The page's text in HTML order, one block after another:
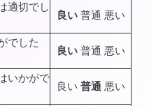
適切でし
良い普通 悪い
でした
良い普通 悪い
いかがで
良い 普通 悪い